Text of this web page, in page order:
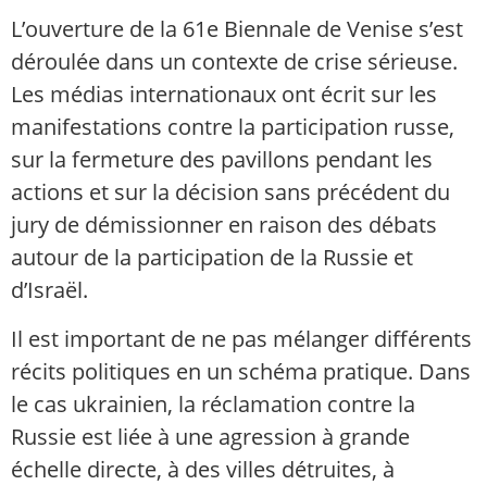
L’ouverture de la 61e Biennale de Venise s’est
déroulée dans un contexte de crise sérieuse.
Les médias internationaux ont écrit sur les
manifestations contre la participation russe,
sur la fermeture des pavillons pendant les
actions et sur la décision sans précédent du
jury de démissionner en raison des débats
autour de la participation de la Russie et
d’Israël.
Il est important de ne pas mélanger différents
récits politiques en un schéma pratique. Dans
le cas ukrainien, la réclamation contre la
Russie est liée à une agression à grande
échelle directe, à des villes détruites, à